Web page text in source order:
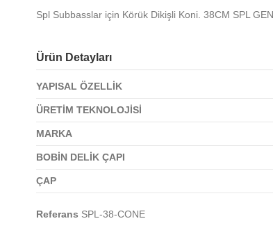
Spl Subbasslar için Körük Dikişli Koni. 38CM SPL
Ürün Detayları
YAPISAL ÖZELLİK
ÜRETİM TEKNOLOJİSİ
MARKA
BOBİN DELİK ÇAPI
ÇAP
Referans SPL-38-CONE